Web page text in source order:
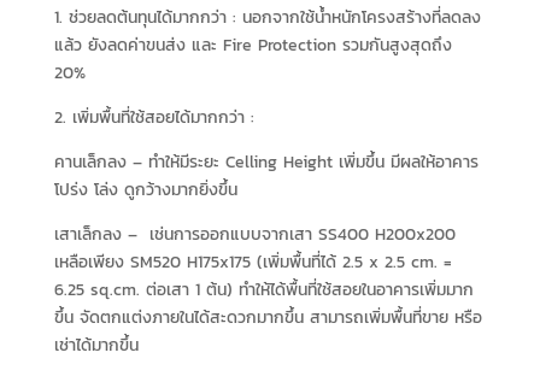
1. ช่วยลดต้นทุนได้มากกว่า : นอกจากใช้น้ำหนักโครงสร้างที่ลดลง
แล้ว ยังลดค่าขนส่ง และ Fire Protection รวมกันสูงสุดถึง
20%
2. เพิ่มพื้นที่ใช้สอยได้มากกว่า :
คานเล็กลง – ทำให้มีระยะ Celling Height เพิ่มขึ้น มีผลให้อาคาร
โปร่ง โล่ง ดูกว้างมากยิ่งขึ้น
เสาเล็กลง – เช่นการออกแบบจากเสา SS400 H200x200
เหลือเพียง SM520 H175x175 (เพิ่มพื้นที่ได้ 2.5 x 2.5 cm. =
6.25 sq.cm. ต่อเสา 1 ต้น) ทำให้ได้พื้นที่ใช้สอยในอาคารเพิ่มมาก
ขึ้น จัดตกแต่งภายในได้สะดวกมากขึ้น สามารถเพิ่มพื้นที่ขาย หรือ
เช่าได้มากขึ้น